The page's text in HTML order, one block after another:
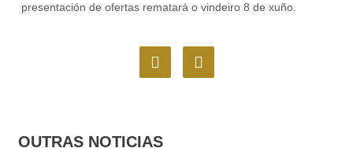
presentación de ofertas rematará o vindeiro 8 de xuño.
F
a
o
o
I
n
OUTRAS NOTICIAS